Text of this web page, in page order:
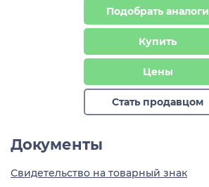
Подобрать аналоги
Купить
Цены
Стать продавцом
Документы
Свидетельство на товарный знак